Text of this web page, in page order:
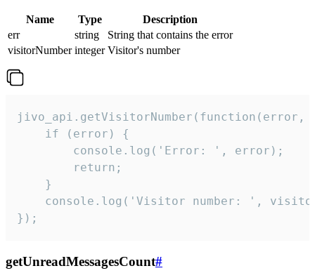
Name Type
Description
err
string
String that contains the error
visitorNumber integer Visitor's number
jivo_api.getVisitorNumber(function(error,
    if (error) {
        console.log('Error: ', error);
        return;
    }
console.log('Visitor number: ',
});
getUnreadMessagesCount#